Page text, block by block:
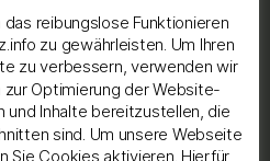
gefragt.
sich in vielen Fällen das
und so weiterer
beachten gilt, dass
einfachsten Einstieg
reibungslose Funktionieren
zu gewährleisten. Um Ihren
zu verbessern, verwenden wir
Optimierung der Website-
und Inhalte bereitzustellen, die
sind. Um unsere Webseite
Sie Cookies aktivieren. Hierfür